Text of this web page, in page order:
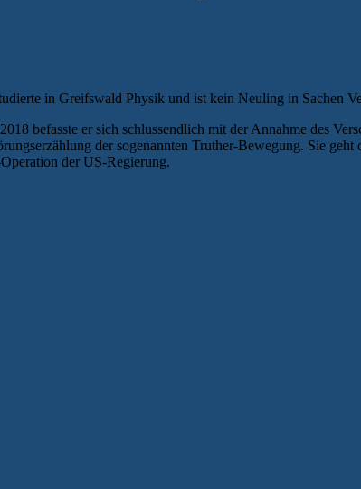
in Greifswald Physik und ist kein Neuling in Sachen
befasste er sich schlussendlich mit der Annahme des
der sogenannten Truther-Bewegung. Sie
der US-Regierung.